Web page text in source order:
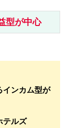
型が中心
インカム型が
テルズ